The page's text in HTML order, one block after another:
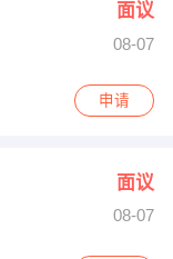
面议
08-07
申请
面议
08-07